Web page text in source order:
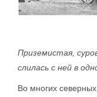
Приземистая,
слилась с ней в
Во многих